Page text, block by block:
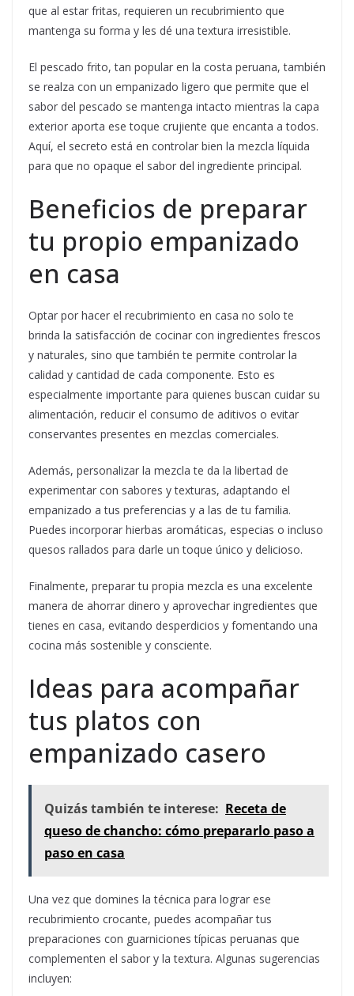
que al estar fritas, requieren un recubrimiento que
mantenga su forma y les dé una textura irresistible.
El pescado frito, tan popular en la costa peruana, también
se realza con un empanizado ligero que permite que el
sabor del pescado se mantenga intacto mientras la capa
exterior aporta ese toque crujiente que encanta a todos.
Aquí, el secreto está en controlar bien la mezcla líquida
para que no opaque el sabor del ingrediente principal.
Beneficios de preparar
tu propio empanizado
en casa
Optar por hacer el recubrimiento en casa no solo te
brinda la satisfacción de cocinar con ingredientes frescos
y naturales, sino que también te permite controlar la
calidad y cantidad de cada componente. Esto es
especialmente importante para quienes buscan cuidar su
alimentación, reducir el consumo de aditivos o evitar
conservantes presentes en mezclas comerciales.
Además, personalizar la mezcla te da la libertad de
experimentar con sabores y texturas, adaptando el
empanizado a tus preferencias y a las de tu familia.
Puedes incorporar hierbas aromáticas, especias o incluso
quesos rallados para darle un toque único y delicioso.
Finalmente, preparar tu propia mezcla es una excelente
manera de ahorrar dinero y aprovechar ingredientes que
tienes en casa, evitando desperdicios y fomentando una
cocina más sostenible y consciente.
Ideas para acompañar
tus platos con
empanizado casero
Quizás también te interese: Receta de
queso de chancho: cómo prepararlo paso a
paso en casa
Una vez que domines la técnica para lograr ese
recubrimiento crocante, puedes acompañar tus
preparaciones con guarniciones típicas peruanas que
complementen el sabor y la textura. Algunas sugerencias
incluyen: